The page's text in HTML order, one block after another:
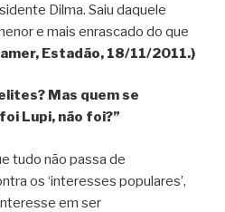
Dilma. Saiu daquele
e mais enrascado do que
Estadão, 18/11/2011.)
Mas quem se
Lupi, não foi?”
tudo não passa de
os ‘interesses populares’,
em ser